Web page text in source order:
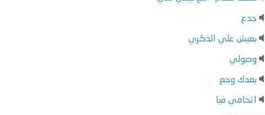
جدع
بعيش علي الذكري
وصولي
بعدك وجع
اتحامي فيا